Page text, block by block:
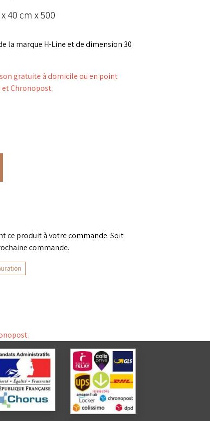
40 cm x 500
la marque H-Line et de dimension 30
gratuite à domicile ou en point
et Chronopost.
ce produit à votre commande. Soit
commande.